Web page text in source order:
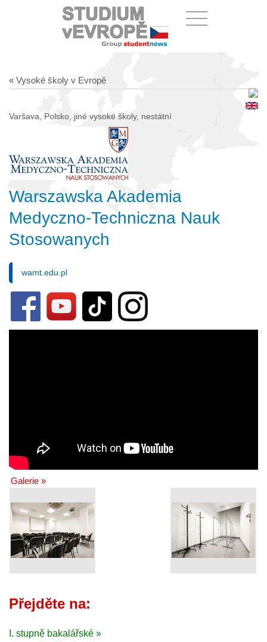
« Vysoké školy v Evropě
Varšava, Polsko, jiné vysoké školy, nestátní
Warszawska Akademia
Medyczno-Techniczna Nauk
Stosowanych
wamt.edu.pl
Galerie »
Přejděte na:
I. stupně bakalářské »